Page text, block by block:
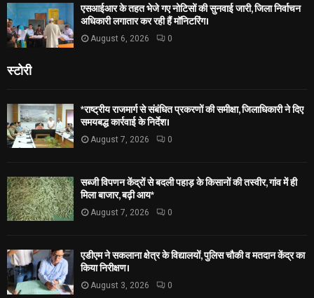
एसआईआर के तहत भेजे गए नोटिसों की सुनवाई जारी, जिला निर्वाचन
अधिकारी लगातार कर रही हैं मॉनिटरिंग।
August 6, 2026 0
स्टोरी
*राष्ट्रीय राजमार्ग से संबंधित प्रकरणों की समीक्षा, जिलाधिकारी ने दिए
समयबद्ध कार्रवाई के निर्देश।
August 7, 2026 0
सब्जी विपणन केंद्रों से बदली पहाड़ के किसानों की तस्वीर, गांव में ही
मिला बाजार, बढ़ी आय*
August 7, 2026 0
एडीएम ने सकलाना क्षेत्र के विद्यालयों, पुलिस चौकी व मतदान केंद्र का
किया निरीक्षण।
August 3, 2026 0